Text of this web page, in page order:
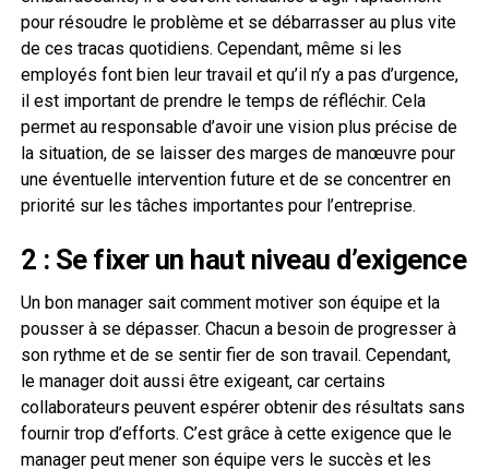
pour résoudre le problème et se débarrasser au plus vite
de ces tracas quotidiens. Cependant, même si les
employés font bien leur travail et qu’il n’y a pas d’urgence,
il est important de prendre le temps de réfléchir. Cela
permet au responsable d’avoir une vision plus précise de
la situation, de se laisser des marges de manœuvre pour
une éventuelle intervention future et de se concentrer en
priorité sur les tâches importantes pour l’entreprise.
2 : Se fixer un haut niveau d’exigence
Un bon manager sait comment motiver son équipe et la
pousser à se dépasser. Chacun a besoin de progresser à
son rythme et de se sentir fier de son travail. Cependant,
le manager doit aussi être exigeant, car certains
collaborateurs peuvent espérer obtenir des résultats sans
fournir trop d’efforts. C’est grâce à cette exigence que le
manager peut mener son équipe vers le succès et les